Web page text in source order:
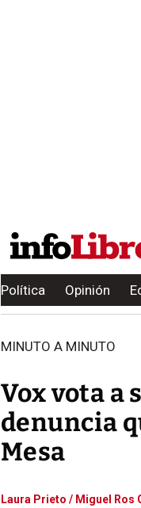
Política Opinión
MINUTO A MINUTO
Vox vota a
denuncia
Mesa
Laura Prieto / Miguel Ros